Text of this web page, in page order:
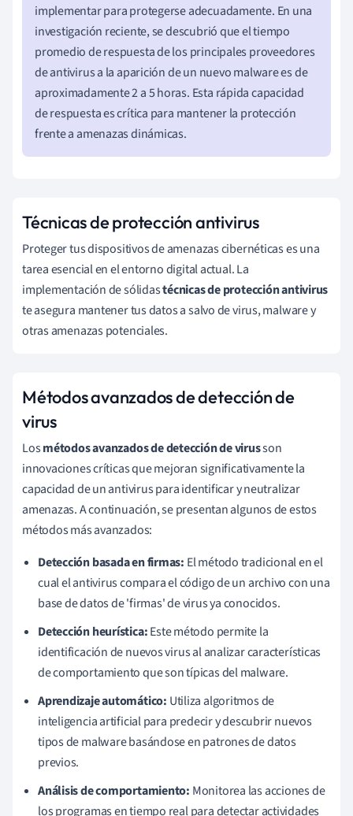
implementar para protegerse adecuadamente. En una
investigación reciente, se descubrió que el tiempo
promedio de respuesta de los principales proveedores
de antivirus a la aparición de un nuevo malware es de
aproximadamente 2 a 5 horas. Esta rápida capacidad
de respuesta es crítica para mantener la protección
frente a amenazas dinámicas.
Técnicas de protección antivirus
Proteger tus dispositivos de amenazas cibernéticas es una
tarea esencial en el entorno digital actual. La
implementación de sólidastécnicas de protección antivirus
te asegura mantener tus datos a salvo de virus, malware y
otras amenazas potenciales.
Métodos avanzados de detección de
virus
Losmétodos avanzados de detección de virusson
innovaciones críticas que mejoran significativamente la
capacidad de un antivirus para identificar y neutralizar
amenazas. A continuación, se presentan algunos de estos
métodos más avanzados:
Detección basada en firmas: El método tradicional en el
cual el antivirus compara el código de un archivo con una
base de datos de 'firmas' de virus ya conocidos.
Detección heurística:Este método permite la
identificación de nuevos virus al analizar características
de comportamiento que son típicas del malware.
Aprendizaje automático: Utiliza algoritmos de
inteligencia artificial para predecir y descubrir nuevos
tipos de malware basándose en patrones de datos
previos.
Análisis de comportamiento: Monitorea las acciones de
los programas en tiempo real para detectar actividades